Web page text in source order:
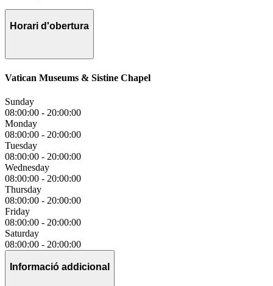
Horari d'obertura
Vatican Museums & Sistine Chapel
Sunday
08:00:00 - 20:00:00
Monday
08:00:00 - 20:00:00
Tuesday
08:00:00 - 20:00:00
Wednesday
08:00:00 - 20:00:00
Thursday
08:00:00 - 20:00:00
Friday
08:00:00 - 20:00:00
Saturday
08:00:00 - 20:00:00
Informació addicional